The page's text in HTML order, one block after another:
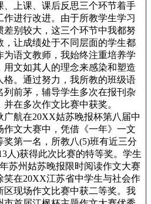
、上课、课后反思三个环节着手
作进行改进。由于所教学生学习
差别较大，这三个环节中我都努
，让成绩处于不同层面的学生都
为语文教师，我始终注重培养学
用文如其人的理念来感染和塑造
格。通过努力，我所教的班级语
列前茅，辅导学生多次在报刊杂
在多次作文比赛中获奖。
航在20XX姑苏晚报杯第八届中
作文大赛中，凭借《一年》一文
奖第一名，所教八(5)班有近三分
人)获得此次比赛的特等奖。学生
苏州姑苏晚报限时阅读作文大赛
笑在20XX江苏省中学生与社会作
区现场作文比赛中获二等奖。我